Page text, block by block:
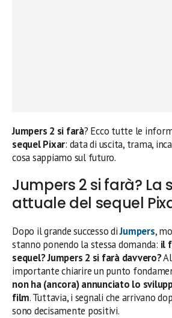
Jumpers 2 si farà? Ecco tutte le
sequel Pixar: data di uscita, trama,
cosa sappiamo sul futuro.
Jumpers 2 si farà? La
attuale del sequel
Dopo il grande successo diJumpers,
stanno ponendo la stessa domanda: il
sequel? Jumpers 2 si farà davvero?
importante chiarire un punto
non ha (ancora) annunciato lo
film. Tuttavia, i segnali che arrivano
sono decisamente positivi.